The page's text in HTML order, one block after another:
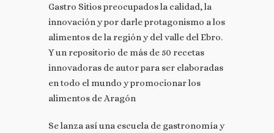
Gastro Sitios preocupados la calidad, la
innovación y por darle protagonismo a los
alimentos de la región y del valle del Ebro.
Y un repositorio de más de 50 recetas
innovadoras de autor para ser elaboradas
en todo el mundo y promocionar los
alimentos de Aragón
Se lanza así una escuela de gastronomía y